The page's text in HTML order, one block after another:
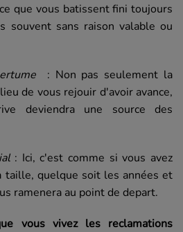
que vous batissent fini toujours
souvent sans raison valable ou
: Non pas seulement la
de vous rejouir d'avoir avance,
deviendra une source des
: Ici, c'est comme si vous avez
taille, quelque soit les années et
ramenera au point de depart.
vous vivez les reclamations